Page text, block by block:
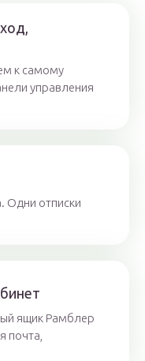
к самому
управления
Одни отписки
ящик Рамблер
почта,